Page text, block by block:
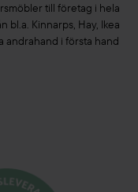
till företag i hela
bl.a. Kinnarps, Hay, Ikea
andrahand i första hand